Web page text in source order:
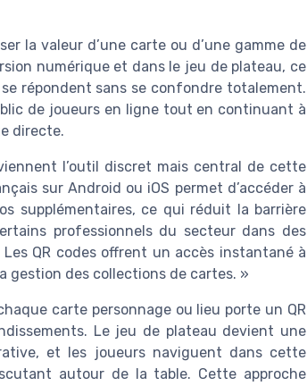
la valeur d’une carte ou d’une gamme de
numérique et dans le jeu de plateau, ce
répondent sans se confondre totalement.
de joueurs en ligne tout en continuant à
directe.
l’outil discret mais central de cette
sur Android ou iOS permet d’accéder à
supplémentaires, ce qui réduit la barrière
professionnels du secteur dans des
QR codes offrent un accès instantané à
gestion des collections de cartes. »
carte personnage ou lieu porte un QR
Le jeu de plateau devient une
et les joueurs naviguent dans cette
autour de la table. Cette approche